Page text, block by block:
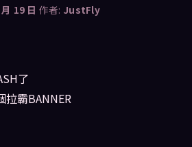
19 日 作者: JustFly
了
拉霸BANNER